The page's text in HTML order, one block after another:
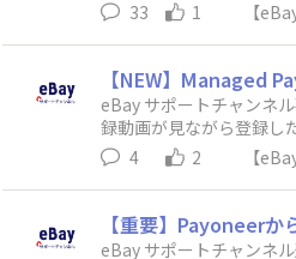
登録プロセスから
時的に登録いただけれ
するエラーは下記ケース
er記載情報エラー例＞1)
の桁が足りないため、エ
文字以上で、正しい氏名
字・名前の方は、カタカ
2文字以上で入力してく
カードのエラーに関し
なく、Managed
からといって、
のSeller様に対し以下ご
認識→そのような事実
迫っているため、まず
く、こちらの登録が期日
ments登録方法：ログイ
でございませんので、お
記載いたします。
カウントにログインで
認手続き書類の提出が
33 1 【
【NEW】Managed
eBay サポートチャンネ
録動画が見ながら登録し
はIndividual（個人）か
供してまいります。
4 2 【
【重要】Payoneer
eBay サポートチャンネ